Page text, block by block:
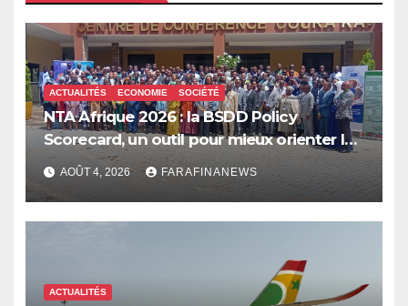
ACTUALITÉS ECONOMIE SOCIÉTÉ
NTA Afrique 2026 : la BSDD Policy
Scorecard, un outil pour mieux orienter les
dépenses publiques
AOÛT 4, 2026 FARAFINANEWS
ACTUALITÉS